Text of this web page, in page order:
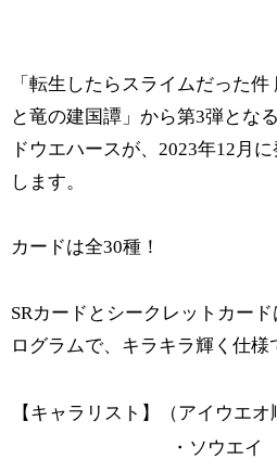
「転生したらスライムだった件
と竜の建国譚」から第3弾とな
ドウエハースが、2023年12月に
します。
カードは全30種！
SRカードとシークレットカード
ログラムで、キラキラ輝く仕様
【キャラリスト】（アイウエオ
・ソウエイ